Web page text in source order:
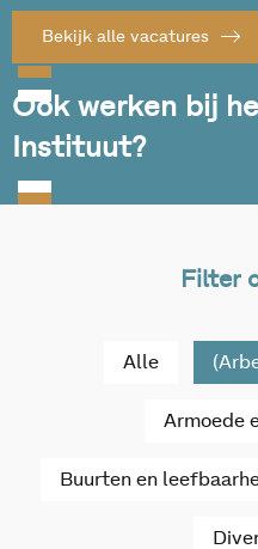
Bekijk alle vacatures
Ook werken bij
Instituut?
Filter
Alle
Armoede
Buurten en